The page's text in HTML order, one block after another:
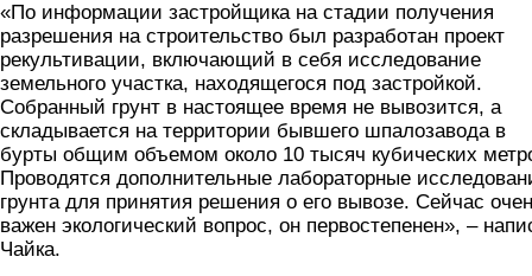
«По информации застройщика на стадии получения
разрешения на строительство был разработан проект
рекультивации, включающий в себя исследование
земельного участка, находящегося под застройкой.
Собранный грунт в настоящее время не вывозится, а
складывается на территории бывшего шпалозавода в
бурты общим объемом около 10 тысяч кубических
Проводятся дополнительные лабораторные
грунта для принятия решения о его вывозе. Сейчас
важен экологический вопрос, он первостепенен», –
Чайка.